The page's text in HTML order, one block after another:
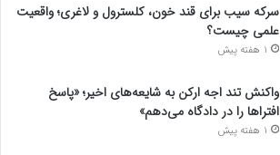
سرکه سیب برای قند خون، کلسترول و لاغری؛ واقعیت
علمی چیست؟
1 هفته پیش
واکنش تند اجه ارکن به شایعه‌های اخیر؛ «پاسخ
افتراها را در دادگاه می‌دهم»
1 هفته پیش